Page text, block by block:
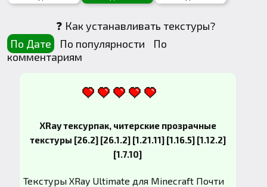
❓ Как устанавливать текстуры?
По Дате
По популярности
По
комментариям
XRay тексурпак, читерские прозрачные
текстуры [26.2] [26.1.2] [1.21.11] [1.16.5] [1.12.2]
[1.7.10]
Текстуры XRay Ultimate для Minecraft Почти